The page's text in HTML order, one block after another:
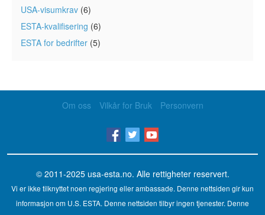
USA-visumkrav (6)
ESTA-kvalifisering (6)
ESTA for bedrifter (5)
Om oss Vilkår for Bruk Personvern
© 2011-2025 usa-esta.no. Alle rettigheter reservert.
Vi er ikke tilknyttet noen regjering eller ambassade. Denne nettsiden gir kun
informasjon om U.S. ESTA. Denne nettsiden tilbyr ingen tjenester. Denne